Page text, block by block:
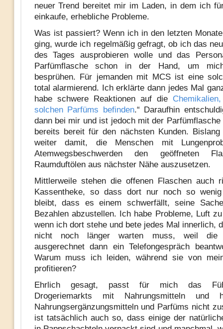
neuer Trend bereitet mir im Laden, in dem ich
einkaufe, erhebliche Probleme.
Was ist passiert? Wenn ich in den letzten
ging, wurde ich regelmäßig gefragt, ob ich das
des Tages ausprobieren wolle und das
Parfümflasche schon in der Hand, um
besprühen. Für jemanden mit MCS ist eine
total alarmierend. Ich erklärte dann jedes Mal
habe schwere Reaktionen auf die
solchen Parfüms befinden.“ Daraufhin
dann bei mir und ist jedoch mit der Parfümflasche
bereits bereit für den nächsten Kunden.
weiter damit, die Menschen mit
Atemwegsbeschwerden den geöffneten
Raumduftölen aus nächster Nähe auszusetzen.
Mittlerweile stehen die offenen Flaschen auch
Kassentheke, so dass dort nur noch so
bleibt, dass es einem schwerfällt, seine
Bezahlen abzustellen. Ich habe Probleme, Luft
wenn ich dort stehe und bete jedes Mal innerlich,
nicht noch länger warten muss, weil die
ausgerechnet dann ein Telefongespräch
Warum muss ich leiden, während sie von
profitieren?
Ehrlich gesagt, passt für mich das
Drogeriemarkts mit Nahrungsmitteln und
Nahrungsergänzungsmitteln und Parfüms nicht
ist tatsächlich auch so, dass einige der